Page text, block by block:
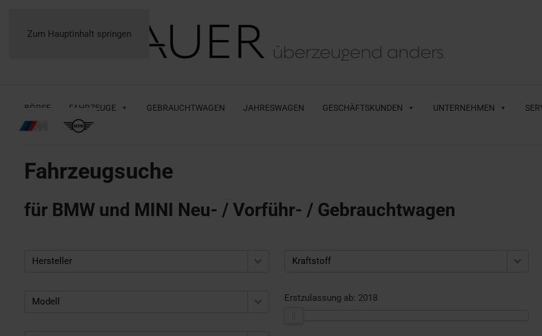
Zum Hauptinhalt springen
BÖRSE FAHRZEUGE GEBRAUCHTWAGEN JAHRESWAGEN GESCHÄFTSKUNDEN UNTERNEHMEN
Fahrzeugsuche
für BMW und MINI Neu- / Vorführ- / Gebrauchtwagen
Hersteller
Modell
Kraftstoff
Erstzulassung ab: 2018